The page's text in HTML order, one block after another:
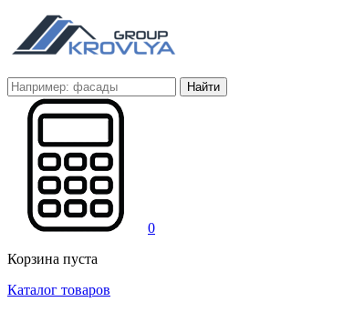
Найти
0
Корзина пуста
Каталог товаров